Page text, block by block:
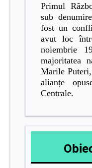
Primul
sub
fost un
avut loc
noiembrie
majoritatea
Marile
alianțe
Centrale.